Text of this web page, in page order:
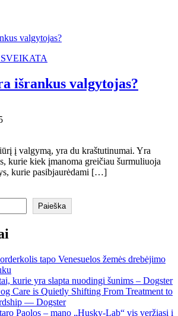
išrankus valgytojas?
į valgymą, yra du kraštutinumai. Yra
kurie kiek įmanoma greičiau šurmuliuoja
kurie pasibjaurėdami […]
Paieška
tapo Venesuelos žemės drebėjimo
kurie yra slapta nuodingi šunims – Dogster
Care is Quietly Shifting From Treatment to
— Dogster
Paolos – mano „Husky-Lab“ vis veržiasi į